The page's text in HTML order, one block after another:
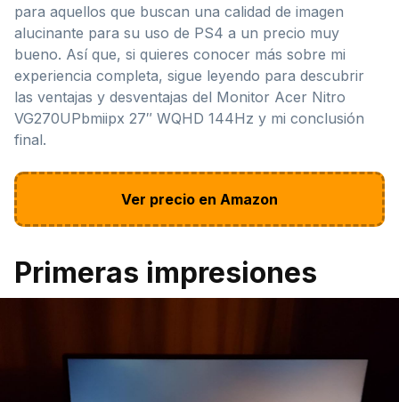
para aquellos que buscan una calidad de imagen
alucinante para su uso de PS4 a un precio muy
bueno. Así que, si quieres conocer más sobre mi
experiencia completa, sigue leyendo para descubrir
las ventajas y desventajas del Monitor Acer Nitro
VG270UPbmiipx 27″ WQHD 144Hz y mi conclusión
final.
Ver precio en Amazon
Primeras impresiones